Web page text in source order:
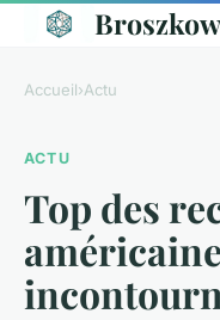
Accueil›Actu
ACTU
Top des